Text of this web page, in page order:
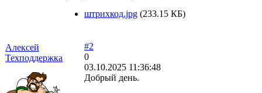
штрихкод.jpg (233.15 КБ)
Алексей
Техподдержка
#2
0
03.10.2025 11:36:48
Добрый день.